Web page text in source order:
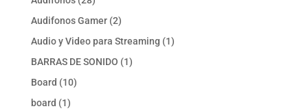
productos
Audifonos Gamer 22
productos
Audio y Video para Streaming 11
BARRAS DE SONIDO 11
Board 1010
board 11